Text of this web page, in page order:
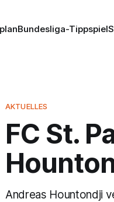
Bundesliga-Tippspiel
AKTUELLES
FC St.
Andreas Hountondji